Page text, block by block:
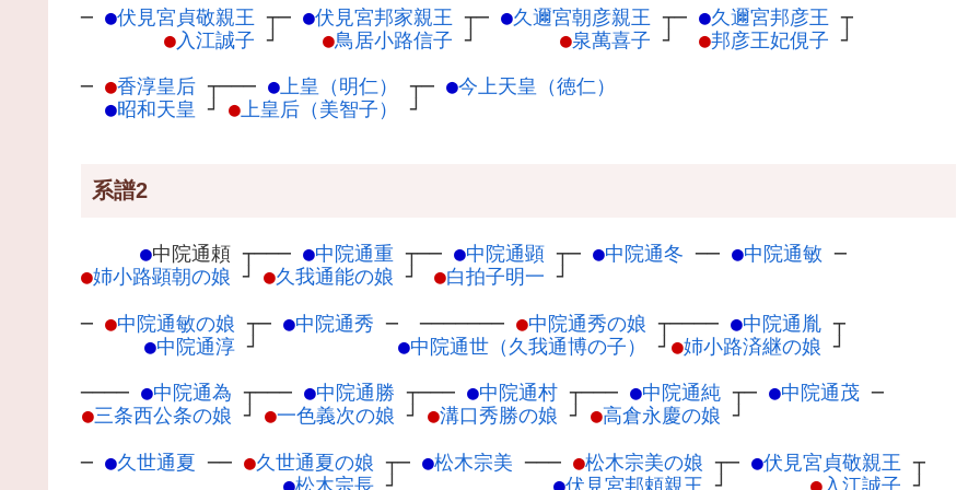
─ ●伏見宮貞敬親王 ┬
●入江誠子 ┘
─ ●伏見宮邦家親王 ┬
●鳥居小路信子 ┘
─ ●久邇宮朝彦親王 ┬
●泉萬喜子 ┘
─ ●久邇宮邦彦王 ┬
●邦彦王妃俔子 ┘
─ ●香淳皇后 ┬
●昭和天皇 ┘
─── ●上皇（明仁）
┬
●上皇后（美智子） ┘
─ ●今上天皇（徳仁）
系譜2
●中院通頼 ┬
●姉小路顕朝の娘 ┘
─── ●中院通重 ┬
●久我通能の娘 ┘
── ●中院通顕 ┬
●白拍子明一 ┘
─ ●中院通冬 ── ●中院通敏 ─
─ ●中院通敏の娘 ┬
●中院通淳 ┘
─ ●中院通秀 ─ ─────── ●中院通秀の娘 ┬
●中院通世（久我通博の子） ┘
──── ●中院通胤 ┬
●姉小路済継の娘 ┘
──── ●中院通為 ┬
●三条西公条の娘 ┘
─── ●中院通勝 ┬
●一色義次の娘 ┘
─── ●中院通村 ┬
●溝口秀勝の娘 ┘
─── ●中院通純 ┬
●高倉永慶の娘 ┘
─ ●中院通茂 ─
─ ●久世通夏 ── ●久世通夏の娘 ┬
●松木宗長 ┘
─ ●松木宗美 ─── ●松木宗美の娘 ┬
●伏見宮邦頼親王 ┘
─ ●伏見宮貞敬親王 ┬
●入江誠子 ┘